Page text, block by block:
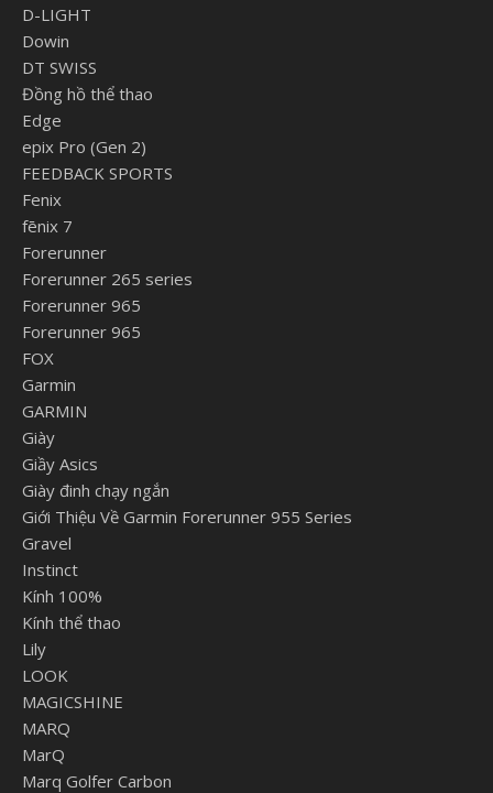
D-LIGHT
Dowin
DT SWISS
Đồng hồ thể thao
Edge
epix Pro (Gen 2)
FEEDBACK SPORTS
Fenix
fēnix 7
Forerunner
Forerunner 265 series
Forerunner 965
Forerunner 965
FOX
Garmin
GARMIN
Giày
Giầy Asics
Giày đinh chạy ngắn
Giới Thiệu Về Garmin Forerunner 955 Series
Gravel
Instinct
Kính 100%
Kính thể thao
Lily
LOOK
MAGICSHINE
MARQ
MarQ
Marq Golfer Carbon